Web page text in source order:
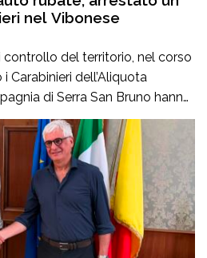
nel Vibonese
controllo del territorio, nel corso
dell’Aliquota
di Serra San Bruno hanno
originario e residente a
allo stato degli
in concorso. Intorno alle
i militari […]